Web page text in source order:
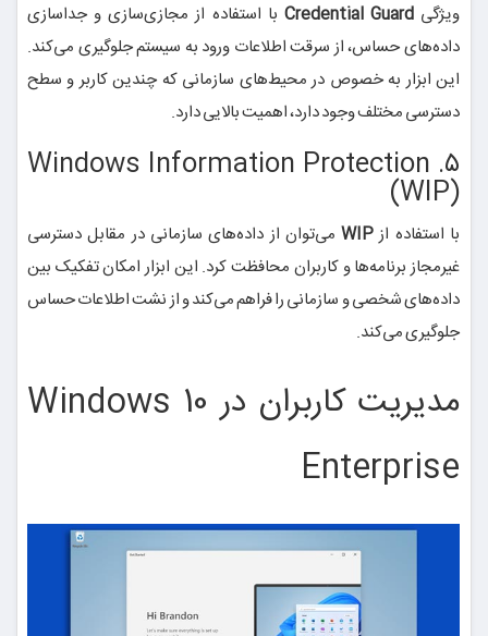
ویژگیCredential Guard با استفاده از مجازی‌سازی و جداسازی
داده‌های حساس، از سرقت اطلاعات ورود به سیستم جلوگیری می‌کند.
این ابزار به خصوص در محیط‌های سازمانی که چندین کاربر و سطح
دسترسی مختلف وجود دارد، اهمیت بالایی دارد.
۵. Windows Information Protection
(WIP)
با استفاده ازWIPمی‌توان از داده‌های سازمانی در مقابل دسترسی
غیرمجاز برنامه‌ها و کاربران محافظت کرد. این ابزار امکان تفکیک بین
داده‌های شخصی و سازمانی را فراهم می‌کند و از نشت اطلاعات حساس
جلوگیری می‌کند.
مدیریت کاربران در Windows 10
Enterprise